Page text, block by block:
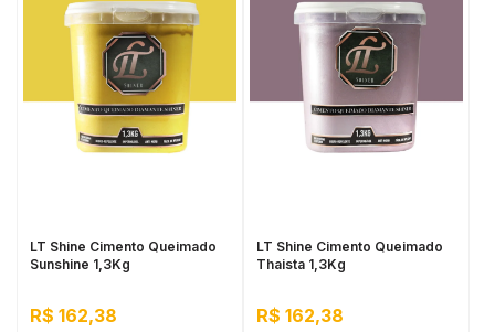
LT Shine Cimento Queimado
Sunshine 1,3Kg
R$ 162,38
LT Shine Cimento Queimado
Thaista 1,3Kg
R$ 162,38